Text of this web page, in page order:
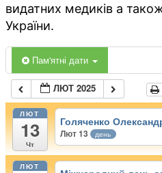
видатних медиків а
України.
Пам'ятні дати
ЛЮТ 2025
ЛЮТ
13
Чт
Голяченко
Лют 13 день
ЛЮТ